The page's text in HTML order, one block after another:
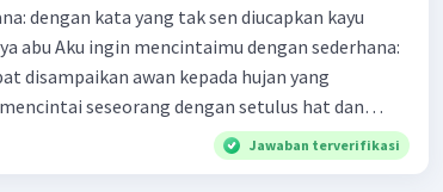
kata penghubung yang menunjukkan
ditemukan dalam teks ini adalah:
dengan kata yang tak sen diucapkan kayu
abu Aku ingin mencintaimu dengan sederhana:
disampaikan awan kepada hujan yang
seseorang dengan setulus hat dan
Dengan cara mencintai dengan keserhanaan
menciptakan kesetiaan yang begitu
Jawaban terverifikasi